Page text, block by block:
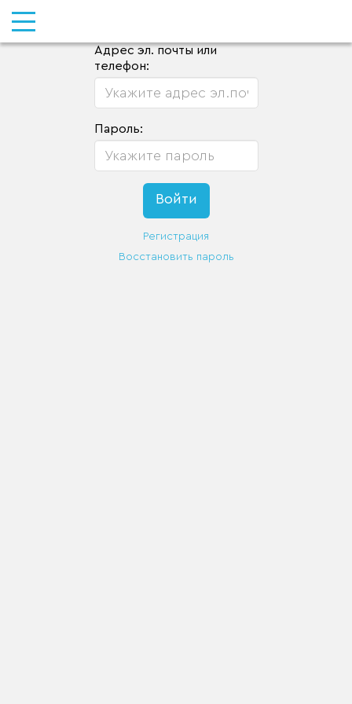
Адрес эл. почты или
телефон:
Пароль:
Регистрация
Восстановить пароль